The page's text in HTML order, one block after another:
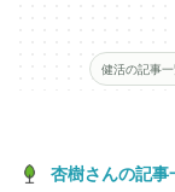
健活の記事
杏樹さんの記事